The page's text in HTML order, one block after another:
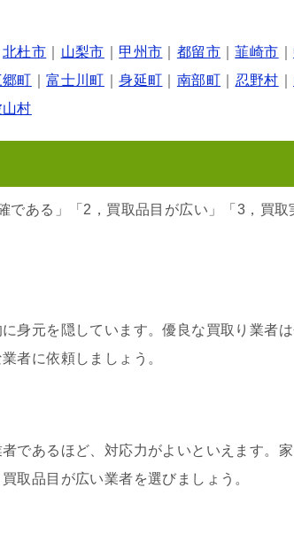
北杜市 山梨市 甲州市 都留市 ｜韮崎市 ｜
町 ｜富士川町 ｜身延町 南部町 忍野村
村
である」「2，買取品目が広い」「3，買取
身元を隠しています。優良な買取り業者
者に依頼しましょう。
であるほど、対応力がよいといえます。
取品目が広い業者を選びましょう。